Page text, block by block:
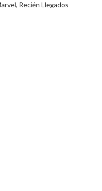
, Recién Llegados